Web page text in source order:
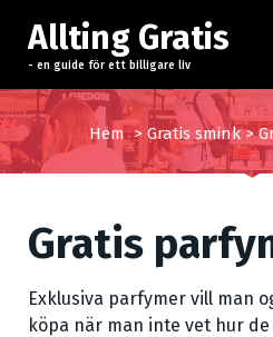
p
a
t
i
Allting Gratis
- en guide för ett billigare liv
Hem> Gratis smink>
Gratis
Exklusiva parfymer vill man
köpa när man inte vet hur